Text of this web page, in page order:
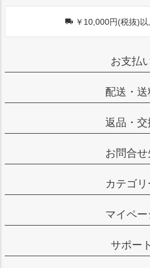
￥10,000円(税抜)以
お支払
配送・送
返品・交
お問合せ
カテゴリ
マイペー
サポート